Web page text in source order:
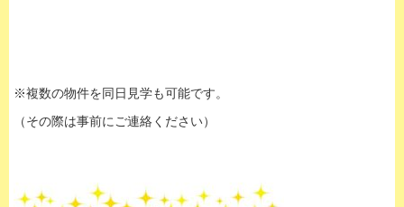
※複数の物件を同日見学も可能です。
（その際は事前にご連絡ください）